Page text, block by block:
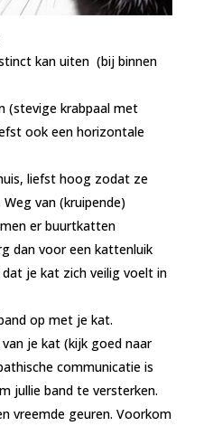
kan uiten (bij binnen
(stevige krabpaal met
ook een horizontale
liefst hoog zodat ze
van (kruipende)
er buurtkatten
dan voor een kattenluik
je kat zich veilig voelt in
op met je kat.
je kat (kijk goed naar
communicatie is
jullie band te versterken.
vreemde geuren. Voorkom